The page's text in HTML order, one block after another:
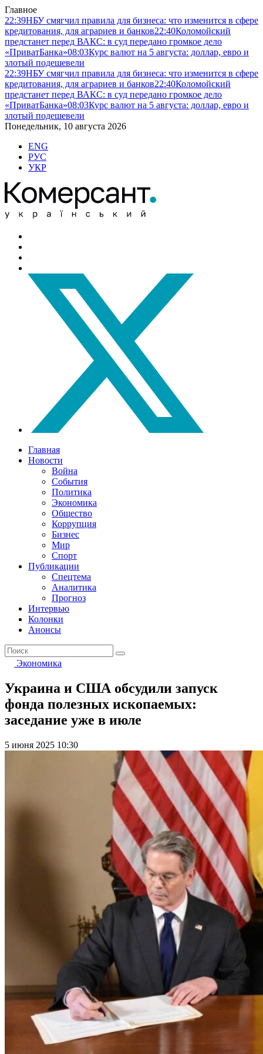
Главное
22:39НБУ смягчил правила для бизнеса: что изменится в сфере
кредитования, для аграриев и банков22:40Коломойский
предстанет перед ВАКС: в суд передано громкое дело
«ПриватБанка»08:03Курс валют на 5 августа: доллар, евро и
злотый подешевели
22:39НБУ смягчил правила для бизнеса: что изменится в сфере
кредитования, для аграриев и банков22:40Коломойский
предстанет перед ВАКС: в суд передано громкое дело
«ПриватБанка»08:03Курс валют на 5 августа: доллар, евро и
злотый подешевели
Понедельник, 10 августа 2026
ENG
РУС
УКР
Главная
Новости
Война
События
Политика
Экономика
Общество
Коррупция
Бизнес
Мир
Спорт
Публикации
Спецтема
Аналитика
Прогноз
Интервью
Колонки
Анонсы
Экономика
Украина и США обсудили запуск
фонда полезных ископаемых:
заседание уже в июле
5 июня 2025 10:30